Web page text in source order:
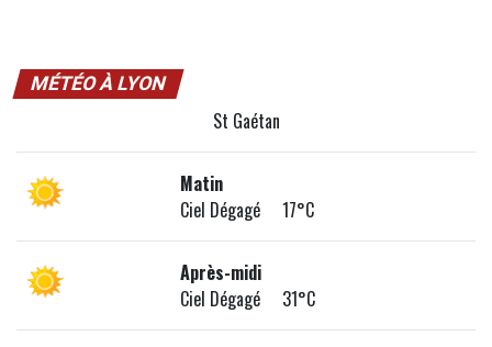
MÉTÉO À LYON
St Gaétan
Matin
Ciel Dégagé 17°C
Après-midi
Ciel Dégagé 31°C